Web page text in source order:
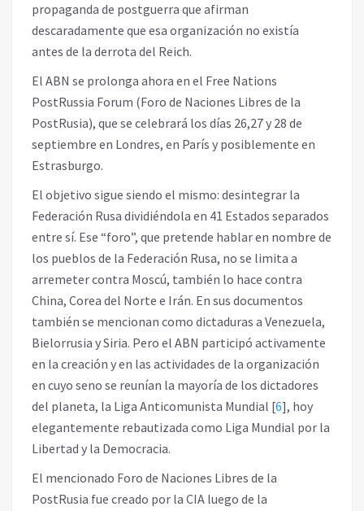
propaganda de postguerra que afirman
descaradamente que esa organización no existía
antes de la derrota del Reich.
El ABN se prolonga ahora en el Free Nations
PostRussia Forum (Foro de Naciones Libres de la
PostRusia), que se celebrará los días 26,27 y 28 de
septiembre en Londres, en París y posiblemente en
Estrasburgo.
El objetivo sigue siendo el mismo: desintegrar la
Federación Rusa dividiéndola en 41 Estados separados
entre sí. Ese “foro”, que pretende hablar en nombre de
los pueblos de la Federación Rusa, no se limita a
arremeter contra Moscú, también lo hace contra
China, Corea del Norte e Irán. En sus documentos
también se mencionan como dictaduras a Venezuela,
Bielorrusia y Siria. Pero el ABN participó activamente
en la creación y en las actividades de la organización
en cuyo seno se reunían la mayoría de los dictadores
del planeta, la Liga Anticomunista Mundial [6], hoy
elegantemente rebautizada como Liga Mundial por la
Libertad y la Democracia.
El mencionado Foro de Naciones Libres de la
PostRusia fue creado por la CIA luego de la